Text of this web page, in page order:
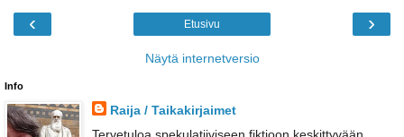
‹ ›
Etusivu
Näytä internetversio
Info
Raija / Taikakirjaimet